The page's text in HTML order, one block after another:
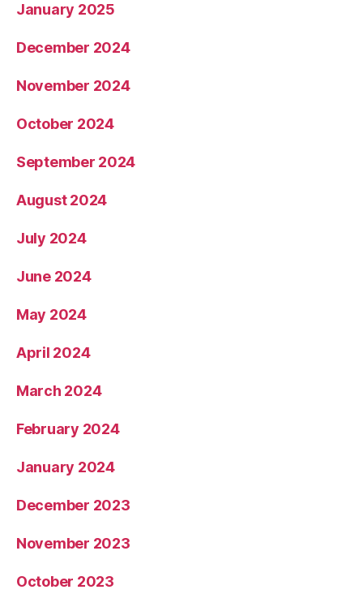
January 2025
December 2024
November 2024
October 2024
September 2024
August 2024
July 2024
June 2024
May 2024
April 2024
March 2024
February 2024
January 2024
December 2023
November 2023
October 2023